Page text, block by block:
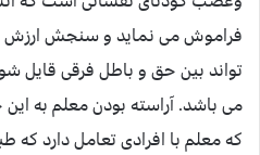
فراموش می نماید و سنجش ارزش
تواند بین حق و باطل فرقی قایل
می باشد. آراسته بودن معلم به
که معلم با افرادی تعامل دارد